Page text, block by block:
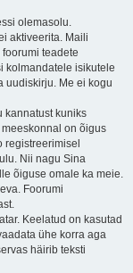
olemasolu.
aktiveerita. Maili
teadete
kolmandatele isikutele
uudiskirju. Me ei kogu
kannatust kuniks
on õigus
Nii nagu Sina
õiguse omale ka meie.
Foorumi
Keelatud on kasutad
ühe korra aga
häirib teksti